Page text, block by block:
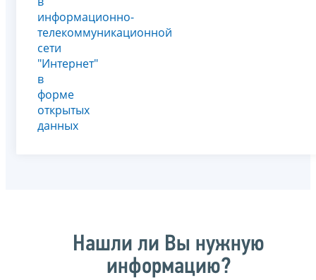
информационно-
телекоммуникационной
сети
"Интернет"
в
форме
открытых
данных
Нашли ли Вы нужную
информацию?